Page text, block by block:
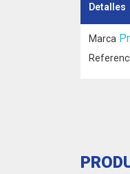
Detalles
Marca